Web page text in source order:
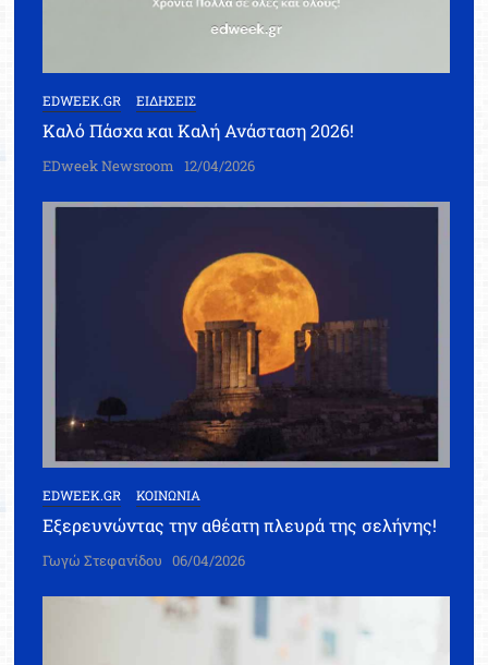
EDWEEK.GR ΕΙΔΗΣΕΙΣ
Καλό Πάσχα και Καλή Ανάσταση 2026!
EDweek Newsroom 12/04/2026
EDWEEK.GR ΚΟΙΝΩΝΙΑ
Εξερευνώντας την αθέατη πλευρά της σελήνης!
Γωγώ Στεφανίδου 06/04/2026